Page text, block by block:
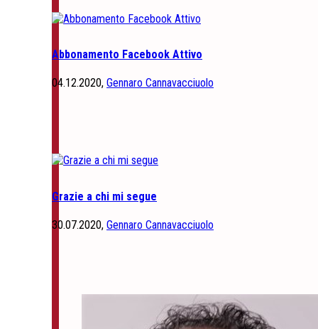
Abbonamento Facebook Attivo
04.12.2020, Gennaro Cannavacciuolo
Grazie a chi mi segue
30.07.2020, Gennaro Cannavacciuolo